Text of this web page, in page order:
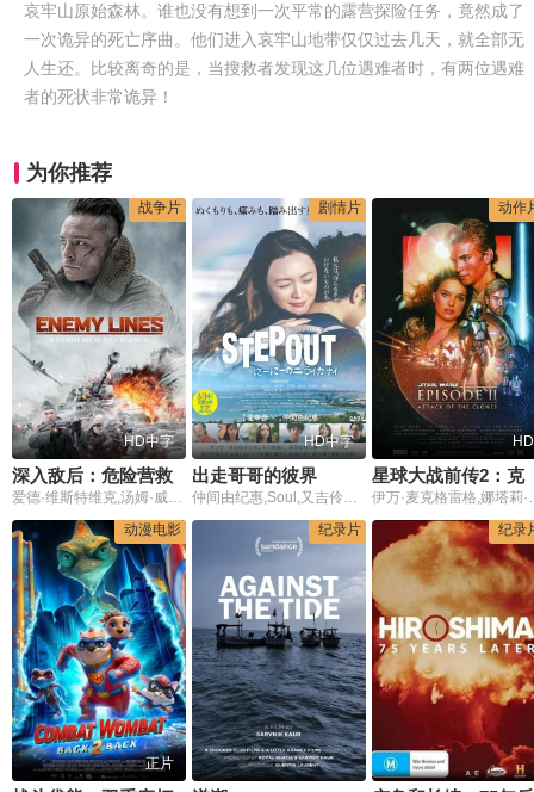
哀牢山原始森林。谁也没有想到一次平常的露营探险任务，竟然成了
一次诡异的死亡序曲。他们进入哀牢山地带仅仅过去几天，就全部无
人生还。比较离奇的是，当搜救者发现这几位遇难者时，有两位遇难
者的死状非常诡异！
为你推荐
战争片
HD中字
深入敌后：危险营救
爱德·维斯特维克,汤姆·威斯多姆,约翰·汉纳,Daniel,Jillings,帕维·德朗柯,Gary,Grant,Vladimir,Epifantsev,让·马克·伯克霍尔兹,克里·约翰逊,帕特里克·卡尔森,Ekaterina,Vladimirova,Scott,Haining,基里尔·普雷特涅夫,Aleksandr,Zlatopolskiy,Andrey,Karako
剧情片
HD中字
出走哥哥的彼界
仲间由纪惠,Soul,又吉伶音,伊波れいり,松田流花,津波竜斗,内田树,盧礼欧,玉城敦子,城间やよい,津嘉山正种,寺辻健一郎
动作
HD
星球大战前
伊万·麦克格雷格,娜塔莉·波特曼,海登·克里斯滕森,克
动漫电影
正片
纪录片 纪录